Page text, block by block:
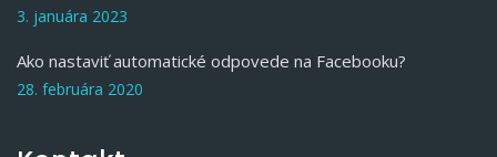
3. januára 2023
Ako nastaviť automatické odpovede na Facebooku?
28. februára 2020